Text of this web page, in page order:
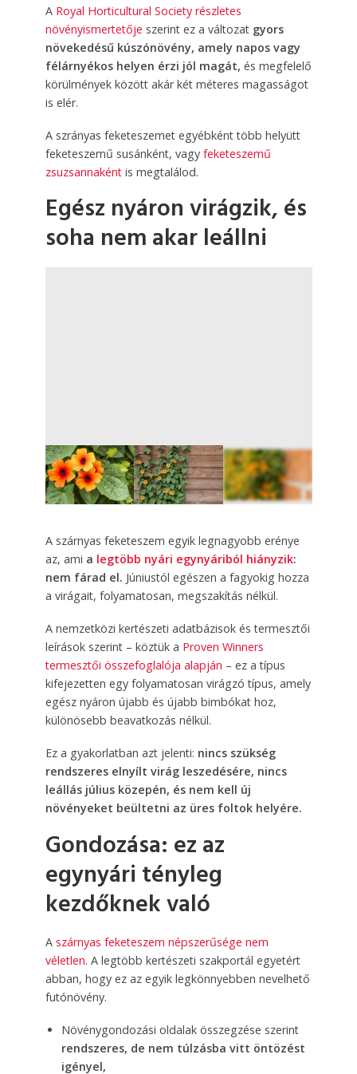
A Royal Horticultural Society részletes
növényismertetője szerint ez a változat gyors
növekedésű kúszónövény, amely napos vagy
félárnyékos helyen érzi jól magát, és megfelelő
körülmények között akár két méteres magasságot
is elér.
A szrányas feketeszemet egyébként több helyütt
feketeszemű susánként, vagy feketeszemű
zsuzsannakéntis megtalálod.
Egész nyáron virágzik, és
soha nem akar leállni
5 FOTÓ
A szárnyas feketeszem egyik legnagyobb erénye
az, ami a legtöbb nyári egynyáriból hiányzik:
nem fárad el. Júniustól egészen a fagyokig hozza
a virágait, folyamatosan, megszakítás nélkül.
A nemzetközi kertészeti adatbázisok és termesztői
leírások szerint – köztük a Proven Winners
termesztői összefoglalója alapján – ez a típus
kifejezetten egy folyamatosan virágzó típus, amely
egész nyáron újabb és újabb bimbókat hoz,
különösebb beavatkozás nélkül.
Ez a gyakorlatban azt jelenti: nincs szükség
rendszeres elnyílt virág leszedésére, nincs
leállás július közepén, és nem kell új
növényeket beültetni az üres foltok helyére.
Gondozása: ez az
egynyári tényleg
kezdőknek való
A szárnyas feketeszem népszerűsége nem
véletlen. A legtöbb kertészeti szakportál egyetért
abban, hogy ez az egyik legkönnyebben nevelhető
futónövény.
Növénygondozási oldalak összegzése szerint
rendszeres, de nem túlzásba vitt öntözést
igényel,